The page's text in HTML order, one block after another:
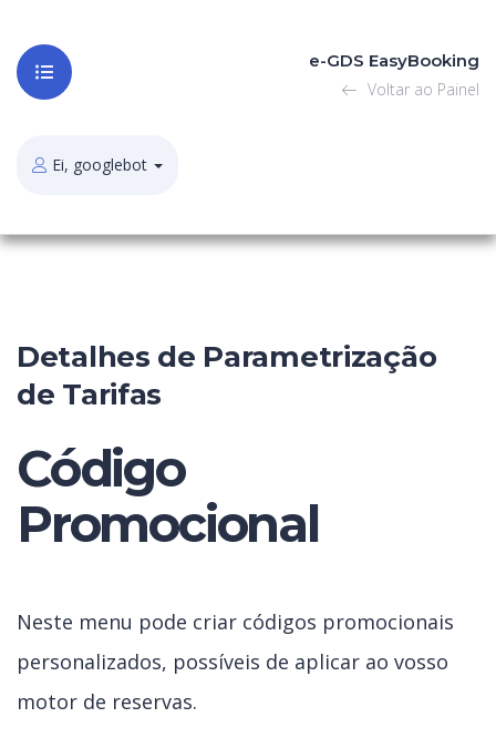
e-GDS EasyBooking
Voltar ao Painel
Ei, googlebot
Detalhes de Parametrização
de Tarifas
Código
Promocional
Neste menu pode criar códigos promocionais
personalizados, possíveis de aplicar ao vosso
motor de reservas.